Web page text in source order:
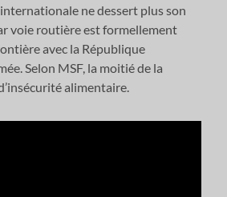
ne dessert plus son
voie routière est formellement
avec la République
Selon MSF, la moitié de la
alimentaire.